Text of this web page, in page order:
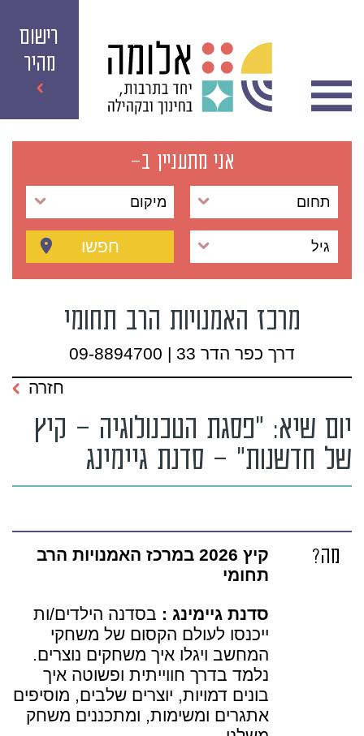
רישום
מהיר
אני מתעניין ב-
תחום מיקום
גיל חפשו
מרכז האמנויות הרב תחומי
דרך כפר הדר 33 | 09-8894700
יום שיא: "פסגת הטכנולוגיה – קיץ
של חדשנות" – סדנת גיימינג
חזרה
מה?
קיץ 2026 במרכז האמנויות הרב
תחומי
סדנת גיימינג : בסדנה הילדים/ות
ייכנסו לעולם הקסום של משחקי
המחשב ויגלו איך משחקים נוצרים.
נלמד בדרך חווייתית ופשוטה איך
בונים דמויות, יוצרים שלבים, מוסיפים
אתגרים ומשימות, ומתכננים משחק